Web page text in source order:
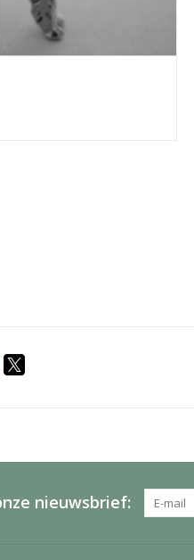
nieuwsbrief: